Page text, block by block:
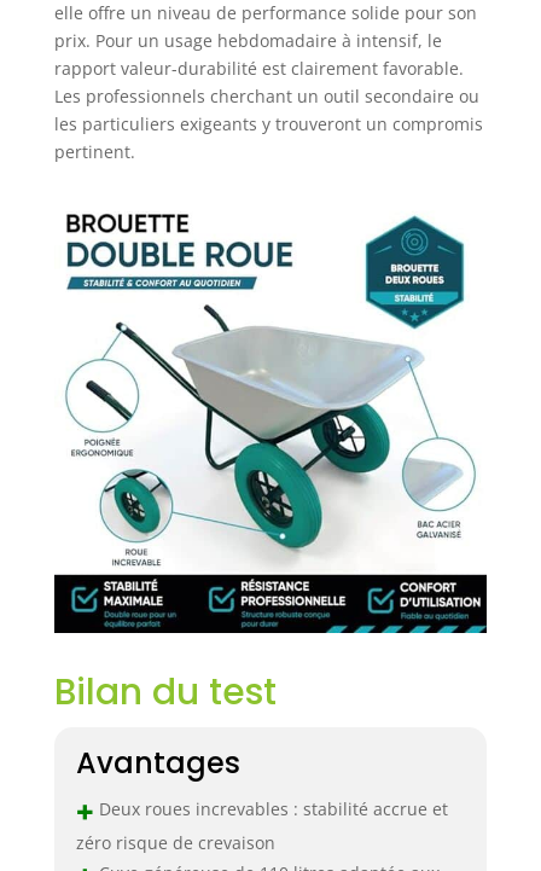
elle offre un niveau de performance solide pour son
prix. Pour un usage hebdomadaire à intensif, le
rapport valeur-durabilité est clairement favorable.
Les professionnels cherchant un outil secondaire ou
les particuliers exigeants y trouveront un compromis
pertinent.
Bilan du test
Avantages
+ Deux roues increvables : stabilité accrue et
zéro risque de crevaison